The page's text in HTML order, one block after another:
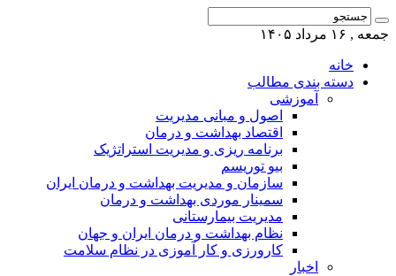
جمعه , ۱۶ مرداد ۱۴۰۵
خانه
دسته بندی مطالب
آموزشی
اصول و مبانی مدیریت
اقتصاد بهداشت و درمان
برنامه ریزی و مدیریت استراتژیک
بیو توریسم
سازمان و مدیریت بهداشت و درمان ایران
سمینار موردی بهداشت و درمان
مدیریت بیمارستانی
نظام بهداشت و درمان ایران و جهان
کارورزی و کار آموزی در نظام سلامت
اخبار